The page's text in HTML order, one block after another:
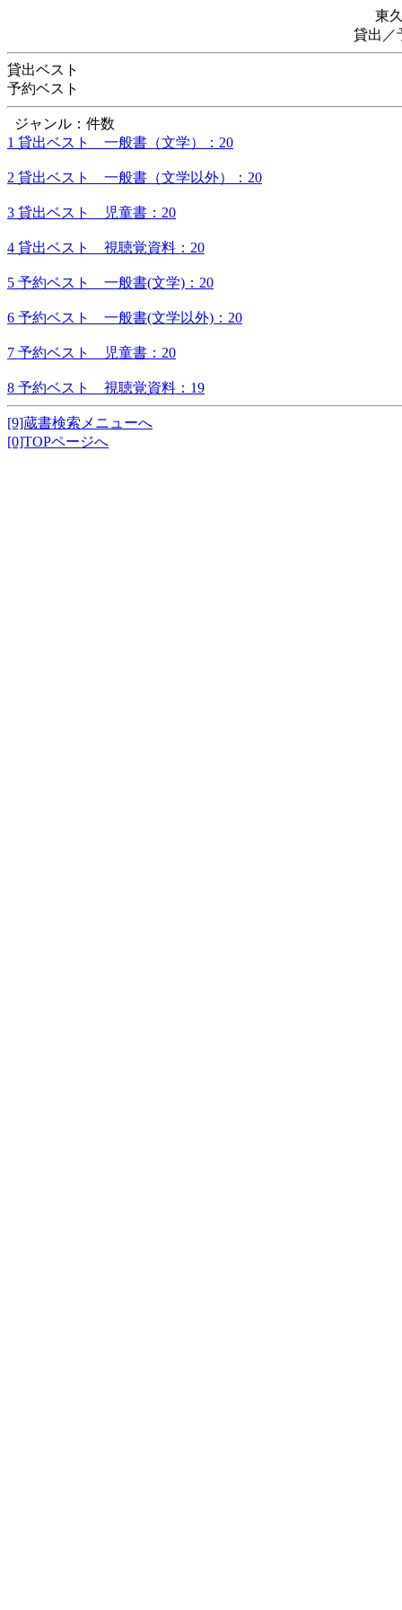
東
貸出／
貸出ベスト
予約ベスト
ジャンル：件数
1 貸出ベスト 一般書（文学）：20
2 貸出ベスト 一般書（文学以外）：20
3 貸出ベスト 児童書：20
4 貸出ベスト 視聴覚資料：20
5 予約ベスト 一般書(文学)：20
6 予約ベスト 一般書(文学以外)：20
7 予約ベスト 児童書：20
8 予約ベスト 視聴覚資料：19
[9]蔵書検索メニューへ
[0]TOPページへ